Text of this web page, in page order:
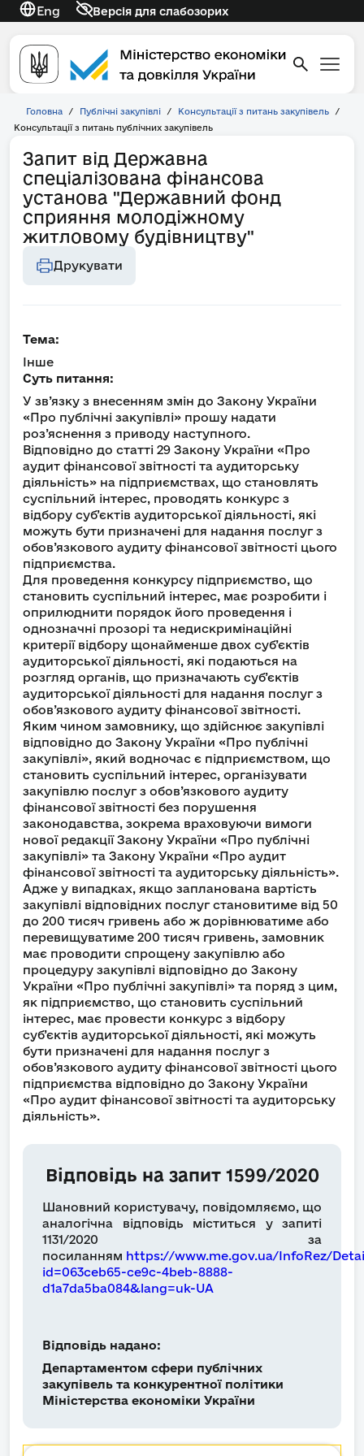
Eng Версія для слабозорих
Головна / Публічні закупівлі / Консультації з питань закупівель
/
Консультації з питань публічних закупівель
Запит від Державна
спеціалізована фінансова
установа "Державний фонд
сприяння молодіжному
житловому будівництву"
Друкувати
Тема:
Інше
Суть питання:
У зв’язку з внесенням змін до Закону України
«Про публічні закупівлі» прошу надати
роз’яснення з приводу наступного.
Відповідно до статті 29 Закону України «Про
аудит фінансової звітності та аудиторську
діяльність» на підприємствах, що становлять
суспільний інтерес, проводять конкурс з
відбору суб’єктів аудиторської діяльності, які
можуть бути призначені для надання послуг з
обов’язкового аудиту фінансової звітності цього
підприємства.
Для проведення конкурсу підприємство, що
становить суспільний інтерес, має розробити і
оприлюднити порядок його проведення і
однозначні прозорі та недискримінаційні
критерії відбору щонайменше двох суб’єктів
аудиторської діяльності, які подаються на
розгляд органів, що призначають суб’єктів
аудиторської діяльності для надання послуг з
обов’язкового аудиту фінансової звітності.
Яким чином замовнику, що здійснює закупівлі
відповідно до Закону України «Про публічні
закупівлі», який водночас є підприємством, що
становить суспільний інтерес, організувати
закупівлю послуг з обов’язкового аудиту
фінансової звітності без порушення
законодавства, зокрема враховуючи вимоги
нової редакції Закону України «Про публічні
закупівлі» та Закону України «Про аудит
фінансової звітності та аудиторську діяльність».
Адже у випадках, якщо запланована вартість
закупівлі відповідних послуг становитиме від 50
до 200 тисяч гривень або ж дорівнюватиме або
перевищуватиме 200 тисяч гривень, замовник
має проводити спрощену закупівлю або
процедуру закупівлі відповідно до Закону
України «Про публічні закупівлі» та поряд з цим,
як підприємство, що становить суспільний
інтерес, має провести конкурс з відбору
суб’єктів аудиторської діяльності, які можуть
бути призначені для надання послуг з
обов’язкового аудиту фінансової звітності цього
підприємства відповідно до Закону України
«Про аудит фінансової звітності та аудиторську
діяльність».
Відповідь на запит 1599/2020
Шановний користувачу, повідомляємо, що
аналогічна відповідь міститься у запиті
1131/2020 за
посиланням https://www.me.gov.ua/InfoRez/
id=063ceb65-ce9c-4beb-8888-
d1a7da5ba084&lang=uk-UA
Відповідь надано:
Департаментом сфери публічних
закупівель та конкурентної політики
Міністерства економіки України